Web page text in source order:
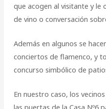
que acogen al visitante y le
de vino o conversación
Además en algunos se
conciertos de flamenco, y
concurso simbólico de
En nuestro caso, los